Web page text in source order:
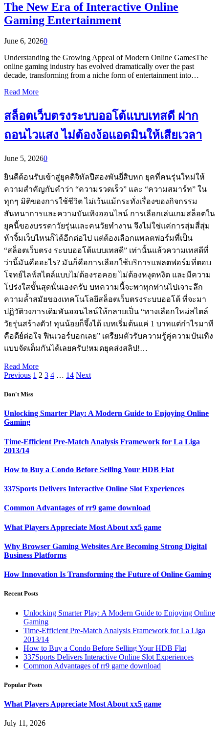
The New Era of Interactive Online
Gaming Entertainment
June 6, 20260
Understanding the Growing Appeal of Modern Online GamesThe
online gaming industry has evolved dramatically over the past
decade, transforming from a niche form of entertainment into…
Read More
สล็อตเว็บตรงระบบออโต้แบบเทสดี ฝาก
ถอนไวแสง ไม่ต้องง้อแอดมินให้เสียเวลา
June 5, 20260
ยินดีต้อนรับเข้าสู่ยุคดิจิทัลปีสองพันยี่สิบหก ยุคที่คนรุ่นใหม่ให้
ความสำคัญกับคำว่า “ความรวดเร็ว” และ “ความสมาร์ท” ใน
ทุกๆ มิติของการใช้ชีวิต ไม่เว้นแม้กระทั่งเรื่องของกิจกรรม
สันทนาการและความบันเทิงออนไลน์ การเลือกเล่นเกมสล็อตใน
ยุคนี้ของบรรดาวัยรุ่นและคนวัยทำงาน จึงไม่ใช่แค่การสุ่มสี่สุ่ม
ห้าจิ้มเว็บไหนก็ได้อีกต่อไป แต่ต้องเลือกแพลตฟอร์มที่เป็น
“สล็อตเว็บตรง ระบบออโต้แบบเทสดี” เท่านั้นแล้วความเทสดีที่
ว่านี้มันคืออะไร? มันก็คือการเลือกใช้บริการแพลตฟอร์มที่ตอบ
โจทย์ไลฟ์สไตล์แบบไม่ต้องรอคอย ไม่ต้องหงุดหงิด และมีความ
โปร่งใสขั้นสุดนั่นเองครับ บทความนี้จะพาทุกท่านไปเจาะลึก
ความล้ำสมัยของเทคโนโลยีสล็อตเว็บตรงระบบออโต้ ที่จะมา
ปฏิวัติวงการเดิมพันออนไลน์ให้กลายเป็น “ทางเลือกใหม่สไตล์
วัยรุ่นสร้างตัว! ทุนน้อยก็จึ้งได้ เบทเริ่มต้นแค่ 1 บาทแต่กำไรมาที
คือดีย์ต่อใจ ฟินเวอร์บอกเลย” เตรียมตัวรับความรู้คู่ความบันเทิง
แบบจัดเต็มกันได้เลยครับ!หมดยุคส่งสลิป!…
Read More
Previous 1 2 3 4 … 14 Next
Don't Miss
Unlocking Smarter Play: A Modern Guide to Enjoying Online
Gaming
Time-Efficient Pre-Match Analysis Framework for La Liga
2013/14
How to Buy a Condo Before Selling Your HDB Flat
337Sports Delivers Interactive Online Slot Experiences
Common Advantages of rr9 game download
What Players Appreciate Most About xx5 game
Why Browser Gaming Websites Are Becoming Strong Digital
Business Platforms
How Innovation Is Transforming the Future of Online Gaming
Recent Posts
Unlocking Smarter Play: A Modern Guide to Enjoying Online
Gaming
Time-Efficient Pre-Match Analysis Framework for La Liga
2013/14
How to Buy a Condo Before Selling Your HDB Flat
337Sports Delivers Interactive Online Slot Experiences
Common Advantages of rr9 game download
Popular Posts
What Players Appreciate Most About xx5 game
July 11, 2026